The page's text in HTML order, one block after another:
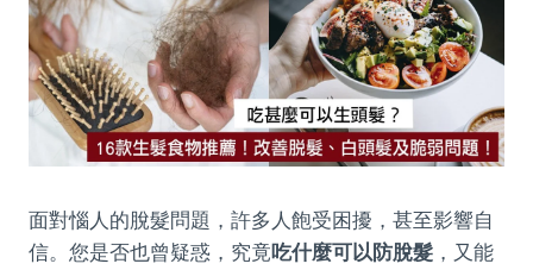
面對惱人的脫髮問題，許多人飽受困擾，甚至影響自
信。您是否也曾疑惑，究竟吃什麼可以防脫髮 ，又能